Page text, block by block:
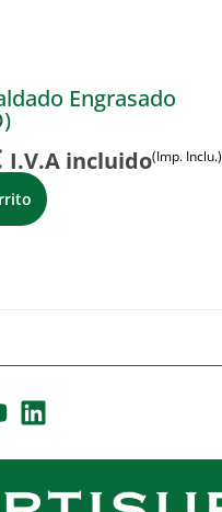
Engrasado
I.V.A incluido(Imp. Inclu.)